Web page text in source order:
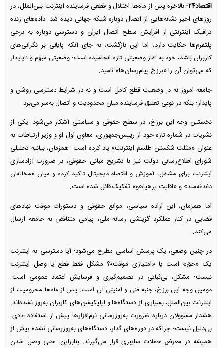
اقتصاد۲۴-
بالاخره پس از ماه‌ها اختلال و قطعی فرساینده اینترنت بین‌الملل، در
روز‌های اخیر نشانه‌هایی از اتصال دوباره شبکه جهانی دیده شد. داده‌های زنده
ترافیک اینترنتی از افزایش سطح اتصال ایران و دسترسی دوباره به برخی
پلتفرم‌ها حکایت دارد، اما این بازگشت، به جای آنکه پایانی بر نگرانی‌های
کاربران باشد، خود به آغاز وضعیتی تازه انجامیده است؛ وضعیتی مبهم و ناپایدار
که می‌توان آن را «برزخ پیام‌رسان‌ها» نامید.
جامعه امروز نه در وضعیت قطع کامل است و نه در شرایط دسترسی روشن و
پایدار؛ بلکه در نوعی تعلیق فرساینده میان محدودیت و اتصال به‌سر می‌برد.
نخستین وجه این برزخ، در سطح حقوقی و سیاستی آشکار می‌شود. یکی از
نشریات در شماره تازه خود از رییس‌جمهوری، معاون اول او و وزیر ارتباطات به
عنوان «مثلث شکستن طلسم اینترنت» یاد کرده است. همزمان، بیانیه تحلیلی
شورای اطلاع‌رسانی دولت نیز با تشریح مبانی حقوقی، بر ضرورت آزادسازی
اینترنت برای مشاغل، آموزش و اقتصاد دیجیتال تاکید کرده و میان «مخالفان
دغدغه‌مند» و «اقلیت پرهیاهو» تفکیک قائل شده است.
اما همزمان، این اراده سیاسی، موانع حقوقی و دستورات موقت نهاد‌های
قضایی در کنار عملکرد گزینشی رسانه ملی، پیامی متناقض به جامعه ارسال
می‌کند.
در چنین وضعی، یک پرسش اساسی مطرح می‌شود: آیا دسترسی به اینترنت
یک «حق» است یا «امتیازی موقت»؟ مشکل فقط قطع یا وصل اینترنت
نیست؛ مشکل، بی‌ثباتی در تصمیم‌گیری و فرسایش اعتماد عمومی است.
دومین وجه این برزخ، جنبه فنی و امنیتی آن است. پس از ماه‌ها محرومیت از
اینترنت بین‌الملل، بسیاری از دستگاه‌ها و اپلیکیشن‌های کاربران به‌روز نشده‌اند.
هشدار مسوولان درباره ضرورت به‌روزرسانی نرم‌افزار‌ها پیش از استفاده عادی،
بی‌دلیل نیست؛ چراکه در دوره‌های گذار، دستگاه‌های به‌روزرسانی نشده بیش از
همیشه در معرض حملات سایبری قرار می‌گیرند. بنابراین، حتی وصل شدن